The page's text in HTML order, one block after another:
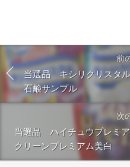
前
当選品 キシリクリスタ
石鹸サンプル
次
当選品 ハイチュウプレミ
クリーンプレミアム美白